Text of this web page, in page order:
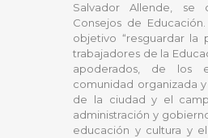
Salvador Allende, se
Consejos de
objetivo “resguardar la
trabajadores de la
apoderados, de los
comunidad organizada
de la ciudad y el
administración y
educación y cultura y